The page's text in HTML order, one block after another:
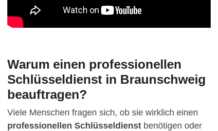
Warum einen professionellen
Schlüsseldienst in Braunschweig
beauftragen?
Viele Menschen fragen sich, ob sie wirklich einen
professionellen Schlüsseldienst benötigen oder